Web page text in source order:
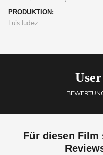
PRODUKTION:
Luis Judez
Für diesen Film